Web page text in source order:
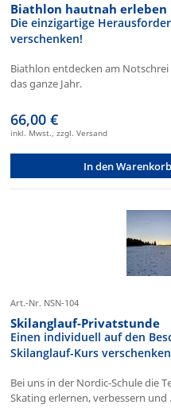
Biathlon hautnah erleben
Die einzigartige
verschenken!
Biathlon entdecken am
das ganze Jahr.
66,00 €
inkl. Mwst., zzgl. Versand
In den Warenkorb
Art.-Nr. NSN-104
Skilanglauf-Privatstunde
Einen individuell auf den
Skilanglauf-Kurs
Bei uns in der Nordic-Schule die
Skating erlernen, verbessern und